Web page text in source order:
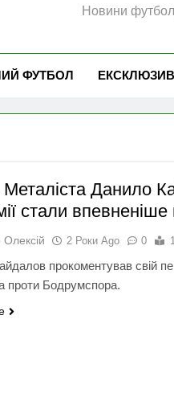
Новини
ФУТБОЛ ЕКСКЛЮЗИВ
Металіста Данило
стали
2 Роки Ago 0
прокоментував свій
проти Бодрумспора.